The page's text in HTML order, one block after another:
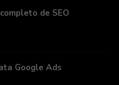
de SEO
Google Ads